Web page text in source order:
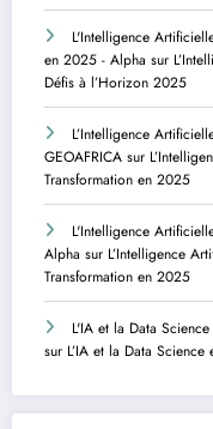
L'Intelligence
en 2025 - Alpha sur
Défis à l’Horizon 2025
L’Intelligence
GEOAFRICA sur
Transformation en 2025
L'Intelligence
Alpha sur L’Intelligence
Transformation en 2025
L'IA et la Data
sur L’IA et la Data